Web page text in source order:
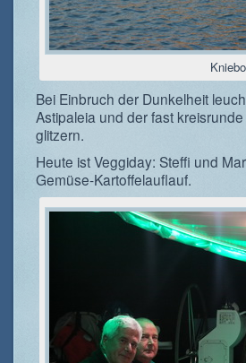
Bei Einbruch der Dunkelheit
Astipaleia und der fast
glitzern.
Heute ist Veggiday: Steffi und
Gemüse-Kartoffelauflauf.